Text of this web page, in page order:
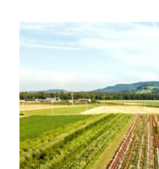
STÅ
PÅ
SIDA
SKULLE
SLUTA
SÄLJA
GIFTER